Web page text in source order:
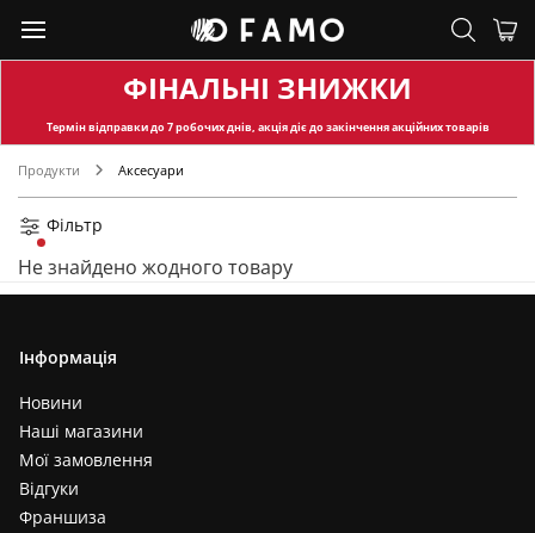
ФІНАЛЬНІ ЗНИЖКИ
Термін відправкидо 7 робочих днів, акція діє до закінчення акційних товарів
Продукти Аксесуари
Фільтр
Не знайдено жодного товару
Інформація
Новини
Наші магазини
Мої замовлення
Відгуки
Франшиза